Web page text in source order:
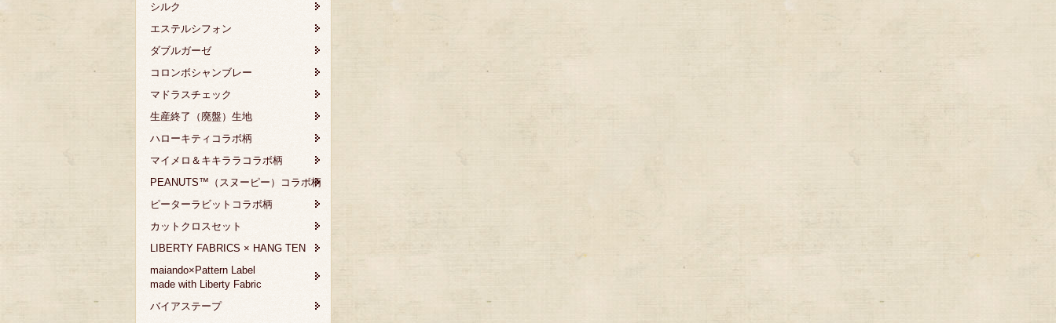
シルク
エステルシフォン
ダブルガーゼ
コロンボシャンブレー
マドラスチェック
生産終了（廃盤）生地
ハローキティコラボ柄
マイメロ＆キキララコラボ柄
PEANUTS™（スヌーピー）コラボ柄
ピーターラビットコラボ柄
カットクロスセット
LIBERTY FABRICS × HANG TEN
maiando×Pattern Label
made with Liberty Fabric
バイアステープ